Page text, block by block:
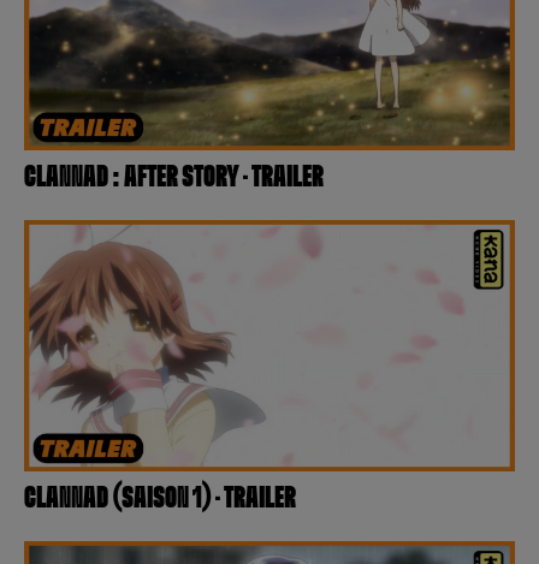
CLANNAD : AFTER STORY – TRAILER
CLANNAD (SAISON 1) – TRAILER